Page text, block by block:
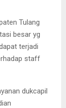
Tulang
besar yg
terjadi
staff
dukcapil